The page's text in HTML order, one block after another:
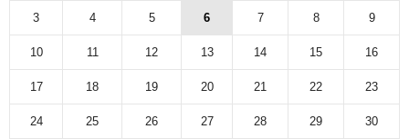
3 4 5 6 7 8 9
10 11 12 13 14 15 16
17 18 19 20 21 22 23
24 25 26 27 28 29 30